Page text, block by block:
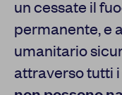
un cessate il
permanente, e
umanitario
attraverso tutti